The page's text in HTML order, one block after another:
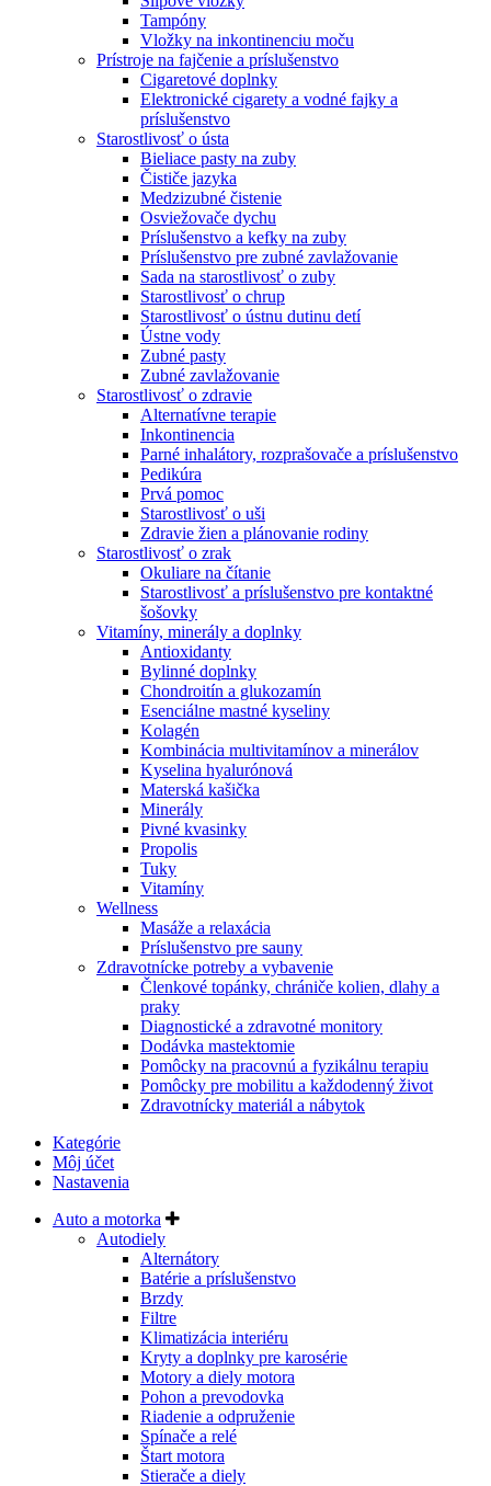
Tampóny
Vložky na inkontinenciu moču
Prístroje na fajčenie a príslušenstvo
Cigaretové doplnky
Elektronické cigarety a vodné fajky a
príslušenstvo
Starostlivosť o ústa
Bieliace pasty na zuby
Čističe jazyka
Medzizubné čistenie
Osviežovače dychu
Príslušenstvo a kefky na zuby
Príslušenstvo pre zubné zavlažovanie
Sada na starostlivosť o zuby
Starostlivosť o chrup
Starostlivosť o ústnu dutinu detí
Ústne vody
Zubné pasty
Zubné zavlažovanie
Starostlivosť o zdravie
Alternatívne terapie
Inkontinencia
Parné inhalátory, rozprašovače a príslušenstvo
Pedikúra
Prvá pomoc
Starostlivosť o uši
Zdravie žien a plánovanie rodiny
Starostlivosť o zrak
Okuliare na čítanie
Starostlivosť a príslušenstvo pre kontaktné
šošovky
Vitamíny, minerály a doplnky
Antioxidanty
Bylinné doplnky
Chondroitín a glukozamín
Esenciálne mastné kyseliny
Kolagén
Kombinácia multivitamínov a minerálov
Kyselina hyalurónová
Materská kašička
Minerály
Pivné kvasinky
Propolis
Tuky
Vitamíny
Wellness
Masáže a relaxácia
Príslušenstvo pre sauny
Zdravotnícke potreby a vybavenie
Členkové topánky, chrániče kolien, dlahy a
praky
Diagnostické a zdravotné monitory
Dodávka mastektomie
Pomôcky na pracovnú a fyzikálnu terapiu
Pomôcky pre mobilitu a každodenný život
Zdravotnícky materiál a nábytok
Kategórie
Môj účet
Nastavenia
Auto a motorka
Autodiely
Alternátory
Batérie a príslušenstvo
Brzdy
Filtre
Klimatizácia interiéru
Kryty a doplnky pre karosérie
Motory a diely motora
Pohon a prevodovka
Riadenie a odpruženie
Spínače a relé
Štart motora
Stierače a diely